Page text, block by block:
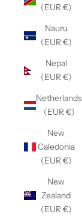
(EUR €)
Nauru
(EUR €)
Nepal
(EUR €)
Netherlands
(EUR €)
New
Caledonia
(EUR €)
New
Zealand
(EUR €)